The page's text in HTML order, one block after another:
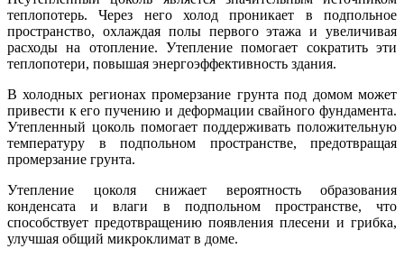
теплопотерь. Через него холод проникает в подпольное
пространство, охлаждая полы первого этажа и увеличивая
расходы на отопление. Утепление помогает сократить эти
теплопотери, повышая энергоэффективность здания.
В холодных регионах промерзание грунта под домом может
привести к его пучению и деформации свайного фундамента.
Утепленный цоколь помогает поддерживать положительную
температуру в подпольном пространстве, предотвращая
промерзание грунта.
Утепление цоколя снижает вероятность образования
конденсата и влаги в подпольном пространстве, что
способствует предотвращению появления плесени и грибка,
улучшая общий микроклимат в доме.